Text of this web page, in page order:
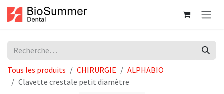
Se rendre au contenu
Tous les produits CHIRURGIE
ALPHABIO
Clavette crestale petit diamètre